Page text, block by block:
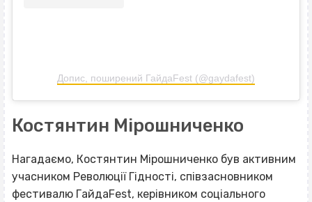
Допис, поширений ГайдаFest (@gaydafest)
Костянтин Мірошниченко
Нагадаємо, Костянтин Мірошниченко був активним
учасником Революції Гідності, співзасновником
фестивалю ГайдаFest, керівником соціального